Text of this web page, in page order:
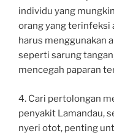
individu yang
orang yang terinfeksi
harus menggunakan
seperti sarung
mencegah paparan
4. Cari pertolongan
penyakit Lamandau,
nyeri otot, penting